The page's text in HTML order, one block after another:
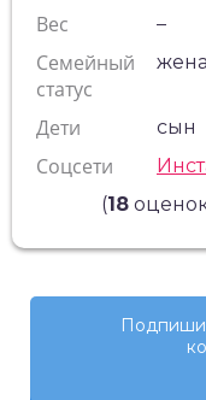
Вес –
Семейный
статус
Дети сын
Соцсети
(18